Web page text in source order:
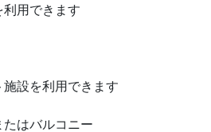
用できます
設を利用できます
はバルコニー